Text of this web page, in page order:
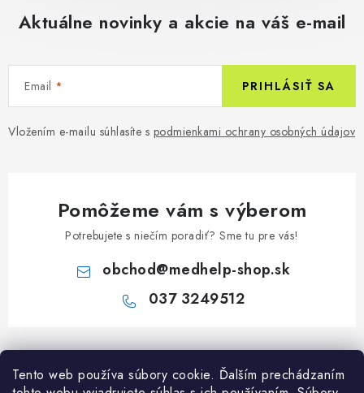
Tento web používa súbory cookie. Ďalším prechádzaním
Aktuálne novinky a akcie na váš e-mail
Email
Vložením e-mailu súhlasíte s podmienkami ochrany osobných údajov
PRIHLÁSIŤ SA
Pomôžeme vám s výberom
Potrebujete s niečím poradiť? Sme tu pre vás!
obchod@medhelp-shop.sk
037 3249512
Z
á
Informácie pre vás